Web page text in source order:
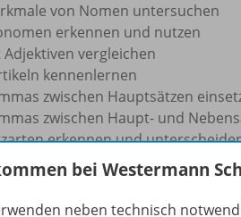
von Nomen untersuchen
erkennen und nutzen
Adjektiven vergleichen
kennenlernen
zwischen Hauptsätzen
zwischen Haupt- und
erkennen und
unterscheiden
und Kleinschreibung
bei Westermann
neben technisch